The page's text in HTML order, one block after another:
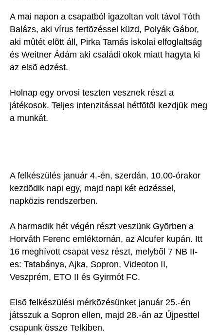
A mai napon a csapatból igazoltan volt távol Tóth
Balázs, aki vírus fertõzéssel küzd, Polyák Gábor,
aki mûtét elõtt áll, Pirka Tamás iskolai elfoglaltság
és Weitner Ádám aki családi okok miatt hagyta ki
az elsõ edzést.
Holnap egy orvosi teszten vesznek részt a
játékosok. Teljes intenzitással hétfõtõl kezdjük meg
a munkát.
A felkészülés január 4.-én, szerdán, 10.00-órakor
kezdõdik napi egy, majd napi két edzéssel,
napközis rendszerben.
A harmadik hét végén részt veszünk Gyõrben a
Horváth Ferenc emléktornán, az Alcufer kupán. Itt
16 meghívott csapat vesz részt, melybõl 7 NB II-
es: Tatabánya, Ajka, Sopron, Videoton II,
Veszprém, ETO II és Gyirmót FC.
Elsõ felkészülési mérkõzésünket január 25.-én
játsszuk a Sopron ellen, majd 28.-án az Újpesttel
csapunk össze Telkiben.